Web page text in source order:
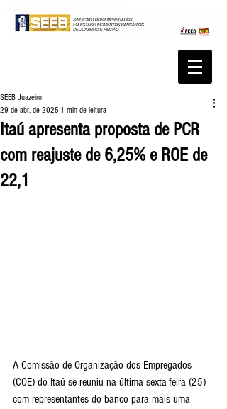
Itaú apresenta proposta de PCR
com reajuste de 6,25% e ROE de
22,1
SEEB Juazeiro
29 de abr. de 2025 1 min de leitura
A Comissão de Organização dos Empregados
(COE) do Itaú se reuniu na última sexta-feira (25)
com representantes do banco para mais uma